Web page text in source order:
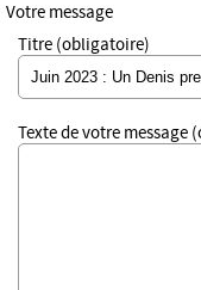
Votre message
Titre (obligatoire)